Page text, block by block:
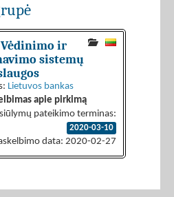
Vėdinimo ir
sistemų
Lietuvos bankas
apie pirkimą
pateikimo terminas:
2020-03-10
data: 2020-02-27